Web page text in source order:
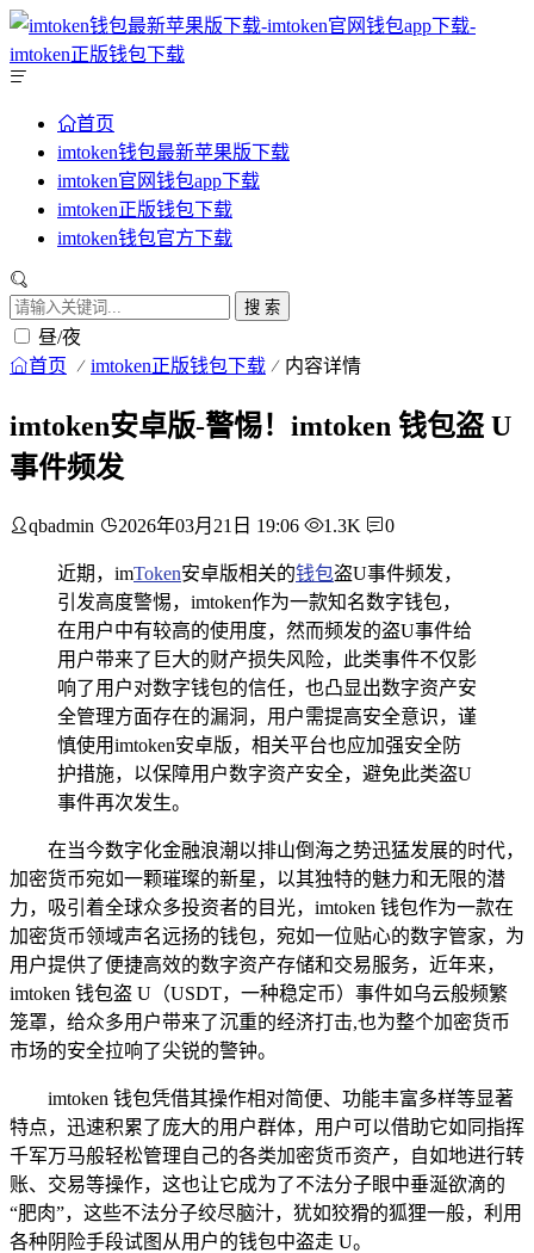
首页
imtoken钱包最新苹果版下载
imtoken官网钱包app下载
imtoken正版钱包下载
imtoken钱包官方下载
搜 索
昼/夜
首页 imtoken正版钱包下载 内容详情
imtoken安卓版-警惕！imtoken 钱包盗 U
事件频发
qbadmin 2026年03月21日 19:06 1.3K 0
近期，imToken安卓版相关的钱包盗U事件频发，
引发高度警惕，imtoken作为一款知名数字钱包，
在用户中有较高的使用度，然而频发的盗U事件给
用户带来了巨大的财产损失风险，此类事件不仅影
响了用户对数字钱包的信任，也凸显出数字资产安
全管理方面存在的漏洞，用户需提高安全意识，谨
慎使用imtoken安卓版，相关平台也应加强安全防
护措施，以保障用户数字资产安全，避免此类盗U
事件再次发生。
在当今数字化金融浪潮以排山倒海之势迅猛发展的时代，
加密货币宛如一颗璀璨的新星，以其独特的魅力和无限的潜
力，吸引着全球众多投资者的目光，imtoken 钱包作为一款在
加密货币领域声名远扬的钱包，宛如一位贴心的数字管家，为
用户提供了便捷高效的数字资产存储和交易服务，近年来，
imtoken 钱包盗 U（USDT，一种稳定币）事件如乌云般频繁
笼罩，给众多用户带来了沉重的经济打击,也为整个加密货币
市场的安全拉响了尖锐的警钟。
imtoken 钱包凭借其操作相对简便、功能丰富多样等显著
特点，迅速积累了庞大的用户群体，用户可以借助它如同指挥
千军万马般轻松管理自己的各类加密货币资产，自如地进行转
账、交易等操作，这也让它成为了不法分子眼中垂涎欲滴的
“肥肉”，这些不法分子绞尽脑汁，犹如狡猾的狐狸一般，利用
各种阴险手段试图从用户的钱包中盗走 U。